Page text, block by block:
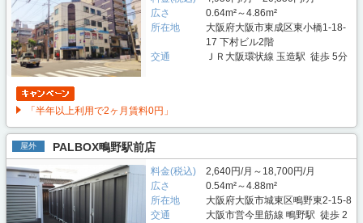
広さ
0.64m²～4.86m²
所在地
大阪府大阪市東成区東小橋1-18-
17 下村ビル2階
交通
ＪＲ大阪環状線 玉造駅 徒歩 5分
「半年以上利用で2ヶ月賃料0円」
屋外 PALBOX鴫野駅前店
料金(税込)
2,640円/月～18,700円/月
広さ
0.54m²～4.88m²
所在地
大阪府大阪市城東区鴫野東2-15-8
交通
大阪市営今里筋線 鴫野駅 徒歩 2